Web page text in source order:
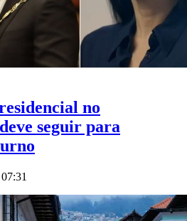
no
seguir para